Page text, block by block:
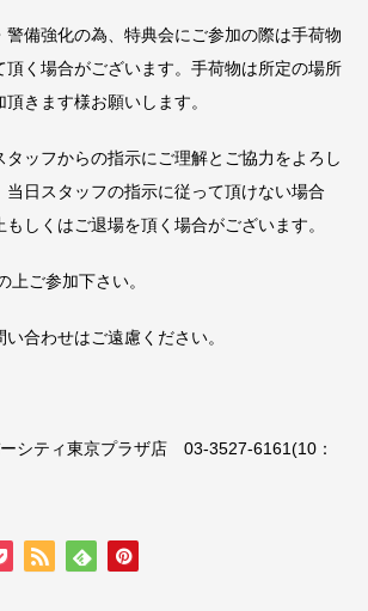
警備強化の為、特典会にご参加の際は手荷物
頂く場合がございます。手荷物は所定の場所
きます様お願いします。
タッフからの指示にご理解とご協力をよろし
当日スタッフの指示に従って頂けない場合
しくはご退場を頂く場合がございます。
上ご参加下さい。
合わせはご遠慮ください。
シティ東京プラザ店 03-3527-6161(10：